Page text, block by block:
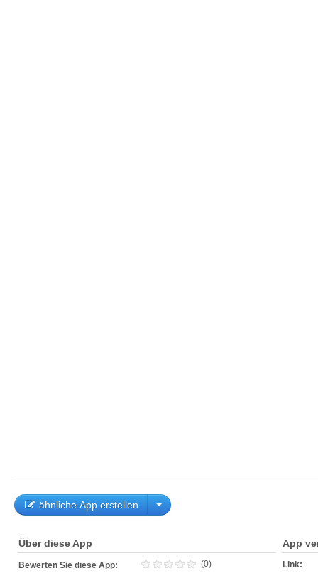
ähnliche App erstellen
Über diese App
Bewerten Sie diese App: (0)
App
Link: